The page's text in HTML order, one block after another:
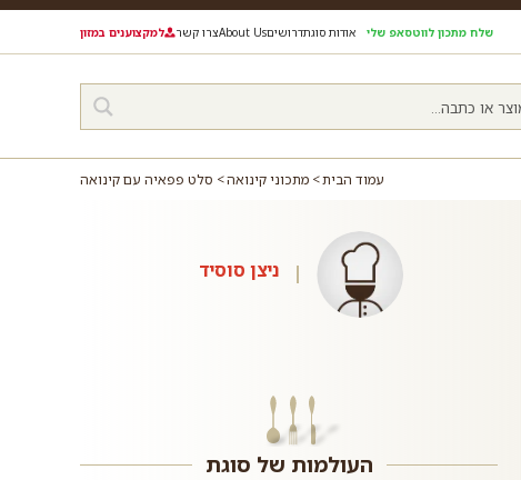
שלח מתכון לווטסאפ שלי אודות סוגתדרושיםAbout Usצרו קשר למקצוענים במזון
עמוד הבית מתכוני קינואה סלט פפאיה עם קינואה
ניצן סוסיד
העולמות של סוגת